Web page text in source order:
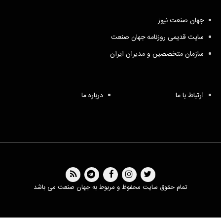
جهان صنعت نیوز
سایت قدیمی روزنامه جهان صنعت
سازمان متخصصین و مدیران ایران
ارتباط با ما درباره ما
تمام حقوق سایت محفوظ و مربوط به جهان صنعت می باشد